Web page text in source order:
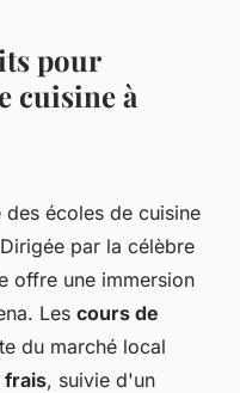
pour
cuisine à
écoles de cuisine
par la célèbre
offre une immersion
Les cours de
du marché local
frais, suivie d'un